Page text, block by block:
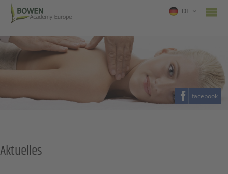
DE
facebook
Aktuelles